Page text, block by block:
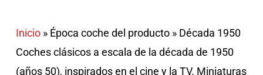
Inicio» Época coche del producto» Década 1950
Coches clásicos a escala de la década de 1950
(años 50), inspirados en el cine y la TV. Miniaturas